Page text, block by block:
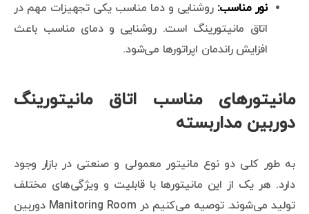
نور مناسب: روشنایی و دما مناسب یکی تجهیزات مهم در
اتاق مانیتورینگ است. روشنایی و دمای مناسب باعث
افزایش راندمان اپراتورها می‌شود.
مانیتورهای مناسب اتاق مانیتورینگ
دوربین مداربسته
به طور کلی دو نوع مانیتور معمولی و صنعتی در بازار وجود
دارد. هر یک از این مانیتورها با قابلیت و ویژگی‌های مختلف
تولید می‌شوند. توصیه می‌کنیم در Manitoring Room دوربین